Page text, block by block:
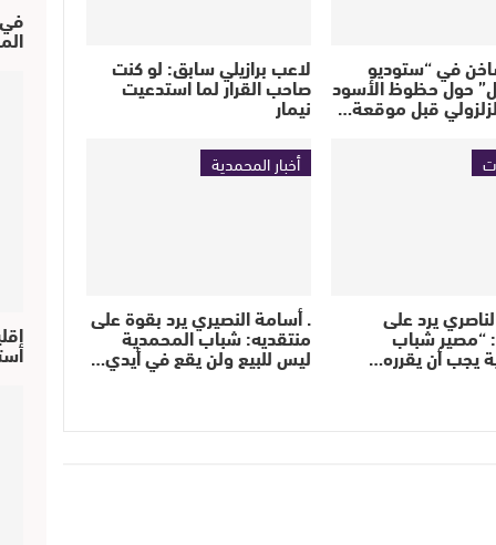
في “ستوديو
حول حظوظ الأسود
قبل موقعة…
لاعب برازيلي سابق: لو كنت
صاحب القرار لما استدعيت
نيمار
يرد على
“مصير شباب
يجب أن يقرره…
أخبار المحمدية
. أسامة النصيري يرد بقوة على
منتقديه: شباب المحمدية
ليس للبيع ولن يقع في أيدي…
في